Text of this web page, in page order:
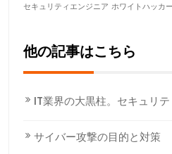
セキュリティエンジニア ホワイトハッカー
他の記事はこちら
IT業界の大黒柱。セキュリ
サイバー攻撃の目的と対策